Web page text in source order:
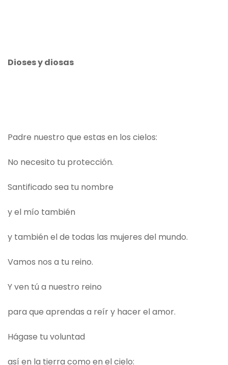
Dioses y diosas
Padre nuestro que estas en los cielos:
No necesito tu protección.
Santificado sea tu nombre
y el mío también
y también el de todas las mujeres del mundo.
Vamos nos a tu reino.
Y ven tú a nuestro reino
para que aprendas a reír y hacer el amor.
Hágase tu voluntad
así en la tierra como en el cielo: